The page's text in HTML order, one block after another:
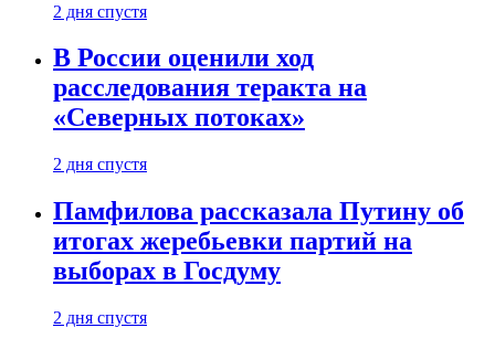
2 дня спустя
В России оценили ход
расследования теракта на
«Северных потоках»
2 дня спустя
Памфилова рассказала Путину об
итогах жеребьевки партий на
выборах в Госдуму
2 дня спустя